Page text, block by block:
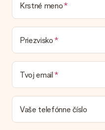
Krstné meno
Priezvisko
Tvoj email
Vaše telefónne číslo